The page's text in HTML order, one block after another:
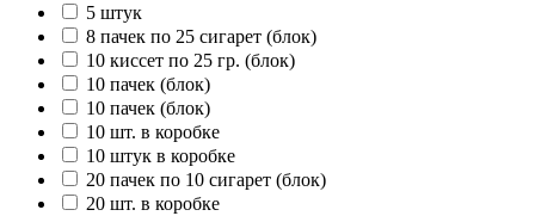
5 штук
8 пачек по 25 сигарет (блок)
10 киссет по 25 гр. (блок)
10 пачек (блок)
10 пачек (блок)
10 шт. в коробке
10 штук в коробке
20 пачек по 10 сигарет (блок)
20 шт. в коробке